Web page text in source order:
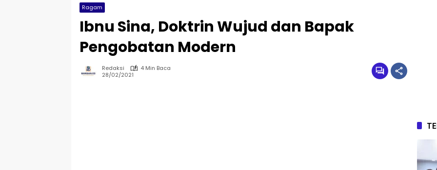
Ragam
Ibnu Sina, Doktrin Wujud dan Bapak
Pengobatan Modern
Redaksi
4 Min Baca
28/02/2021